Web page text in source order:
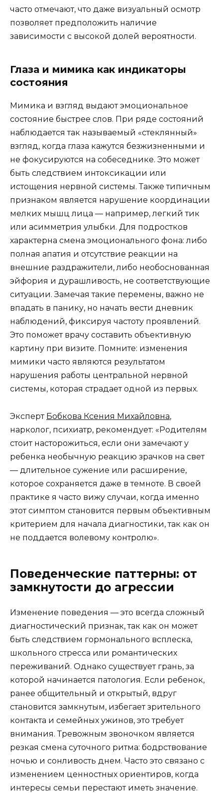
часто отмечают, что даже визуальный осмотр
позволяет предположить наличие
зависимости с высокой долей вероятности.
Глаза и мимика как индикаторы
состояния
Мимика и взгляд выдают эмоциональное
состояние быстрее слов. При ряде состояний
наблюдается так называемый «стеклянный»
взгляд, когда глаза кажутся безжизненными и
не фокусируются на собеседнике. Это может
быть следствием интоксикации или
истощения нервной системы. Также типичным
признаком является нарушение координации
мелких мышц лица — например, легкий тик
или асимметрия улыбки. Для подростков
характерна смена эмоционального фона: либо
полная апатия и отсутствие реакции на
внешние раздражители, либо необоснованная
эйфория и дурашливость, не соответствующие
ситуации. Замечая такие перемены, важно не
впадать в панику, но начать вести дневник
наблюдений, фиксируя частоту проявлений.
Это поможет врачу составить объективную
картину при визите. Помните: изменения
мимики часто являются результатом
нарушения работы центральной нервной
системы, которая страдает одной из первых.
Эксперт Бобкова Ксения Михайловна,
нарколог, психиатр, рекомендует: «Родителям
стоит насторожиться, если они замечают у
ребенка необычную реакцию зрачков на свет
— длительное сужение или расширение,
которое сохраняется даже в темноте. В своей
практике я часто вижу случаи, когда именно
этот симптом становится первым объективным
критерием для начала диагностики, так как он
не поддается волевому контролю».
Поведенческие паттерны: от
замкнутости до агрессии
Изменение поведения — это всегда сложный
диагностический признак, так как он может
быть следствием гормонального всплеска,
школьного стресса или романтических
переживаний. Однако существует грань, за
которой начинается патология. Если ребенок,
ранее общительный и открытый, вдруг
становится замкнутым, избегает зрительного
контакта и семейных ужинов, это требует
внимания. Тревожным звоночком является
резкая смена суточного ритма: бодрствование
ночью и сонливость днем. Часто это связано с
изменением ценностных ориентиров, когда
интересы семьи перестают иметь значение.